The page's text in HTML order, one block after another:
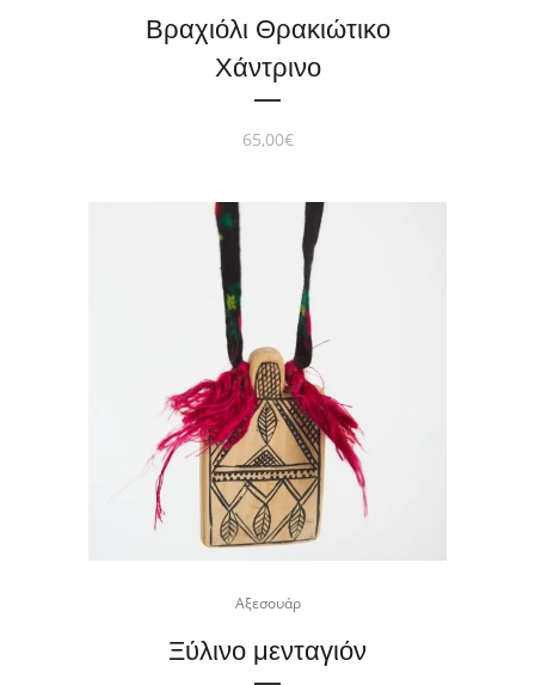
Βραχιόλι Θρακιώτικο
Χάντρινο
65,00€
Αξεσουάρ
Ξύλινο μενταγιόν